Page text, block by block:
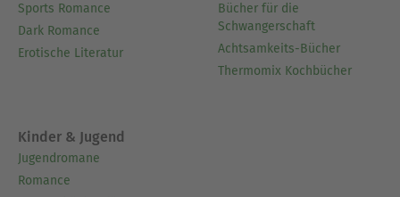
Sports Romance
Dark Romance
Erotische Literatur
Bücher für die
Schwangerschaft
Achtsamkeits-Bücher
Thermomix Kochbücher
Kinder & Jugend
Jugendromane
Romance